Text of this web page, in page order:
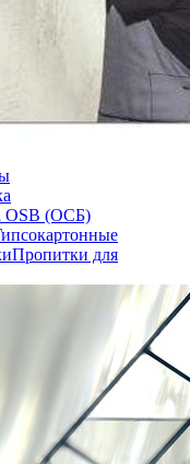
OSB (ОСБ)
Пропитки для